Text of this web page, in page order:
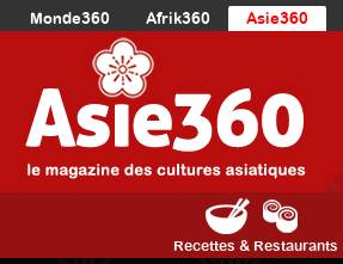
Monde360 Afrik360 Asie360
Europe360
Océanie360
Recettes & Restaurants